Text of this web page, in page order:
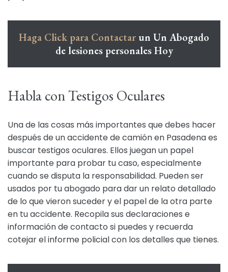
Haga Click para Contactar un Un Abogado
de lesiones personales Hoy
Habla con Testigos Oculares
Una de las cosas más importantes que debes hacer
después de un accidente de camión en Pasadena es
buscar testigos oculares. Ellos juegan un papel
importante para probar tu caso, especialmente
cuando se disputa la responsabilidad. Pueden ser
usados por tu abogado para dar un relato detallado
de lo que vieron suceder y el papel de la otra parte
en tu accidente. Recopila sus declaraciones e
información de contacto si puedes y recuerda
cotejar el informe policial con los detalles que tienes.